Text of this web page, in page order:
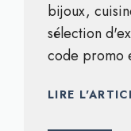
bijoux,
sélection
code promo
LIRE